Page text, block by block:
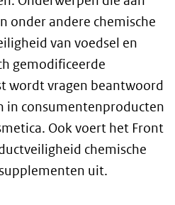
onder andere chemische
van voedsel en
gemodificeerde
wordt vragen beantwoord
in consumentenproducten
Ook voert het Front
chemische
uit.